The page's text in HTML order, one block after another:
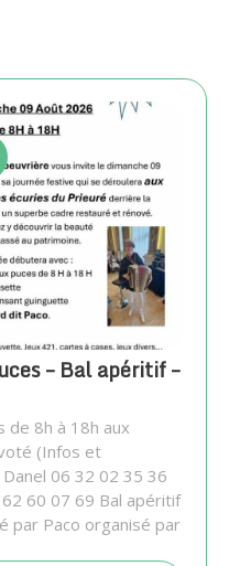
– Bal apéritif –
de 8h à 18h aux
(Infos et
06 32 02 35 36
60 07 69 Bal apéritif
par Paco organisé par